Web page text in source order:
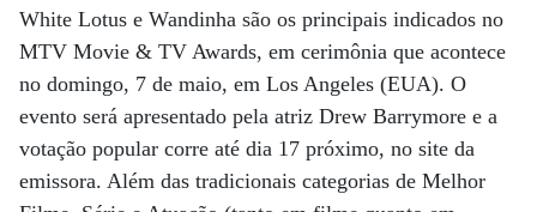
White Lotus e Wandinha são os principais indicados no
MTV Movie & TV Awards, em cerimônia que acontece
no domingo, 7 de maio, em Los Angeles (EUA). O
evento será apresentado pela atriz Drew Barrymore e a
votação popular corre até dia 17 próximo, no site da
emissora. Além das tradicionais categorias de Melhor